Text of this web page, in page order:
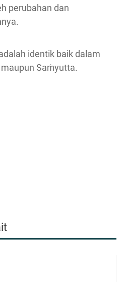
perubahan dan
identik baik dalam
Saṁyutta.